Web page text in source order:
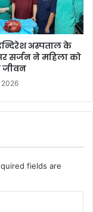
अस्पताल के
सर्जन ने महिला को
जीवन
2026
fields are